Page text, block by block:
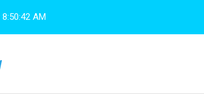
8:50:43 AM